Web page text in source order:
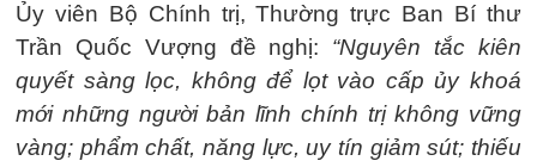
Ủy viên Bộ Chính trị, Thường trực Ban Bí thư
Trần Quốc Vượng đề nghị: “Nguyên tắc kiên
quyết sàng lọc, không để lọt vào cấp ủy khoá
mới những người bản lĩnh chính trị không vững
vàng; phẩm chất, năng lực, uy tín giảm sút; thiếu